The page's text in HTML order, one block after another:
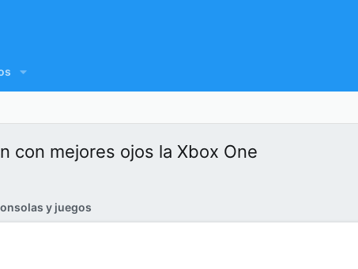
con mejores ojos la Xbox One
y juegos